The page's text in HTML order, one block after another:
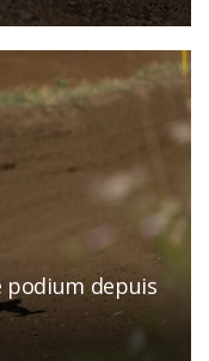
podium depuis